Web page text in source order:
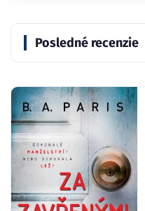
Posledné recenzie